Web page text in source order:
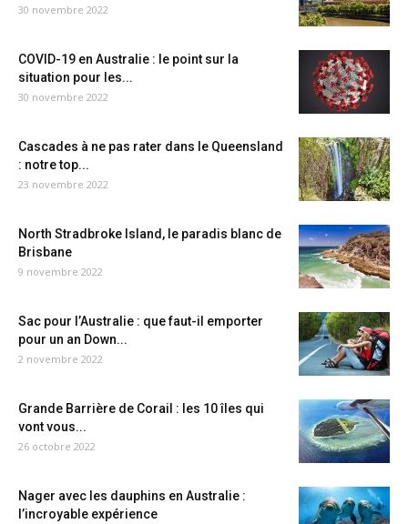
30 novembre 2022
COVID-19 en Australie : le point sur la
situation pour les...
30 novembre 2022
Cascades à ne pas rater dans le Queensland
: notre top...
23 novembre 2022
North Stradbroke Island, le paradis blanc de
Brisbane
9 novembre 2022
Sac pour l’Australie : que faut-il emporter
pour un an Down...
2 novembre 2022
Grande Barrière de Corail : les 10 îles qui
vont vous...
26 octobre 2022
Nager avec les dauphins en Australie :
l’incroyable expérience